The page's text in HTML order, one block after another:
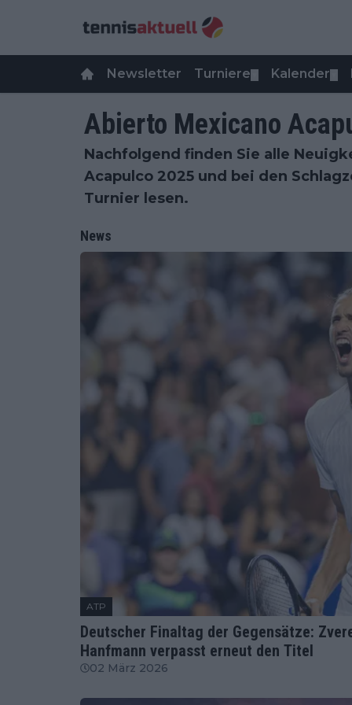
Newsletter Turniere Kalender
Abierto Mexicano
Nachfolgend finden Sie alle
Acapulco 2025 und bei den
Turnier lesen.
News
ATP
Deutscher Finaltag der Gegensätze:
Hanfmann verpasst erneut den Titel
02 März 2026